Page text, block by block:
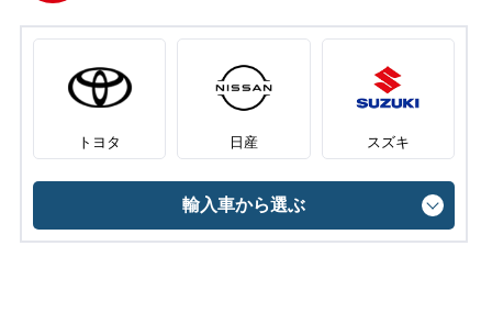
トヨタ 日産 スズキ
輸入車から選ぶ